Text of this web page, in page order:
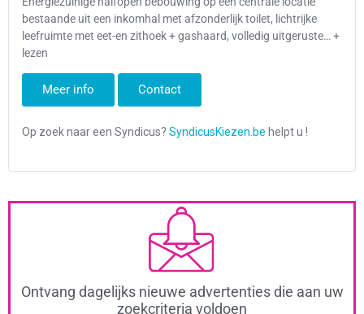
bestaande uit een inkomhal met afzonderlijk toilet, lichtrijke
leefruimte met eet-en zithoek + gashaard, volledig uitgeruste… +
lezen
Meer info Contact
Ontvang dagelijks nieuwe advertenties die aan uw
zoekcriteria voldoen